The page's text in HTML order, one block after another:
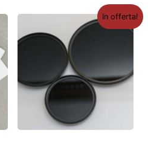
In offerta!